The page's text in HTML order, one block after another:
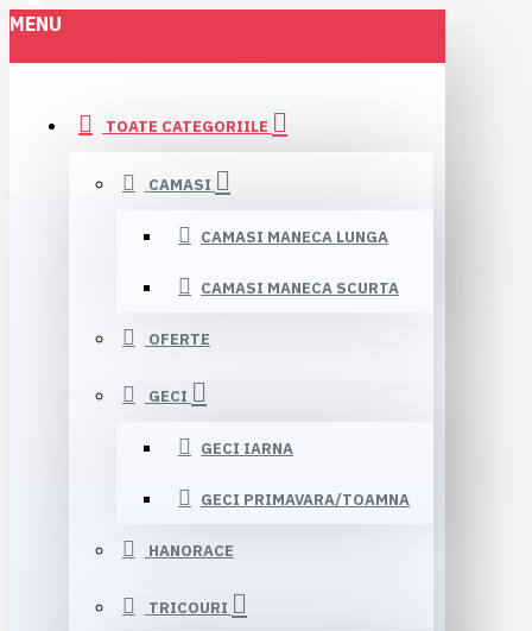
MENU
TOATE CATEGORIILE
CAMASI
CAMASI MANECA LUNGA
CAMASI MANECA SCURTA
OFERTE
GECI
GECI IARNA
GECI PRIMAVARA/TOAMNA
HANORACE
TRICOURI